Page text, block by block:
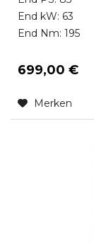
End kW: 63
End Nm: 195
699,00 €
Merken